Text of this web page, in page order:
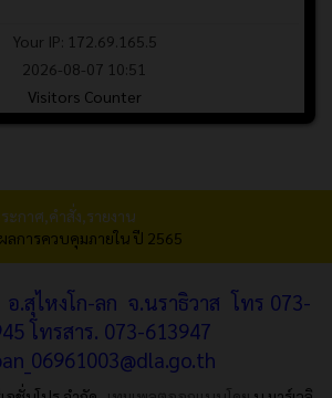
Your IP: 172.69.165.5
2026-08-07 10:51
Visitors Counter
ะกาศ,คำสั่ง,รายงาน
ลการควบคุมภายใน ปี 2565
.สุไหงโก-ลก จ.นราธิวาส โทร 073-
โทรสาร. 073-613947